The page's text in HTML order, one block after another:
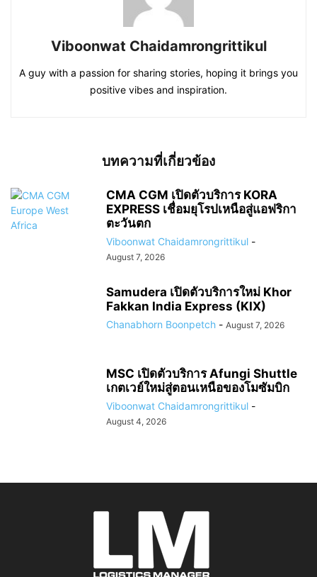
Viboonwat Chaidamrongrittikul
A guy with a passion for sharing stories, hoping it brings you
positive vibes and inspiration.
บทความที่เกี่ยวข้อง
CMA CGM เปิดตัวบริการ KORA
EXPRESS เชื่อมยุโรปเหนือสู่แอฟริกา
ตะวันตก
Viboonwat Chaidamrongrittikul -
August 7, 2026
Samudera เปิดตัวบริการใหม่ Khor
Fakkan India Express (KIX)
Chanabhorn Boonpetch - August 7, 2026
MSC เปิดตัวบริการ Afungi Shuttle
เกตเวย์ใหม่สู่ตอนเหนือของโมซัมบิก
Viboonwat Chaidamrongrittikul -
August 4, 2026